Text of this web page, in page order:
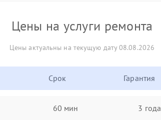
Цены на услуги ремонта
Цены актуальны на текущую дату 08.08.2026
Срок Гарантия
60 мин 3 года